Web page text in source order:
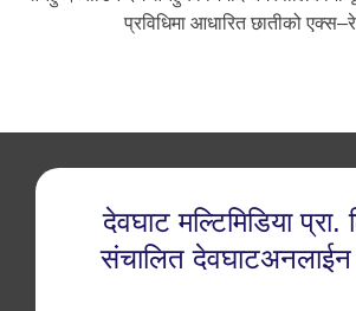
प्रविधिमा आधारित छातीको एक्स–रे
देवघाट मल्टिमिडिया प्रा.
संचालित